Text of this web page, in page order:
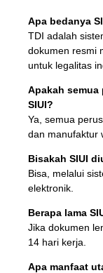
Apa bedanya
TDI adalah
dokumen resmi
untuk legalitas
Apakah semua
SIUI?
Ya, semua
dan manufaktur
Bisakah SIUI
Bisa, melalui
elektronik.
Berapa lama
Jika dokumen
14 hari kerja.
Apa manfaat